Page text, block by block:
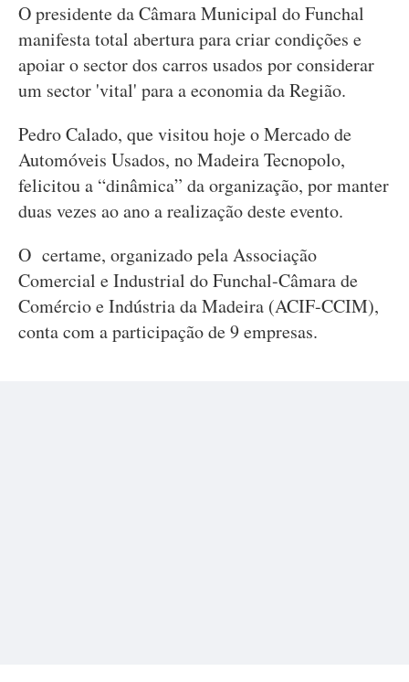
O presidente da Câmara Municipal do Funchal
manifesta total abertura para criar condições e
apoiar o sector dos carros usados por considerar
um sector 'vital' para a economia da Região.
Pedro Calado, que visitou hoje o Mercado de
Automóveis Usados, no Madeira Tecnopolo,
felicitou a “dinâmica” da organização, por manter
duas vezes ao ano a realização deste evento.
O certame, organizado pela Associação
Comercial e Industrial do Funchal-Câmara de
Comércio e Indústria da Madeira (ACIF-CCIM),
conta com a participação de 9 empresas.